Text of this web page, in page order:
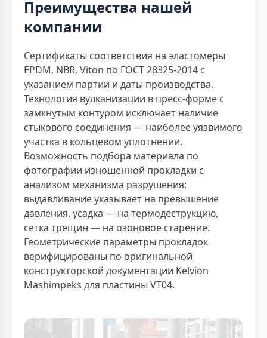
Преимущества нашей
компании
Сертификаты соответствия на эластомеры
EPDM, NBR, Viton по ГОСТ 28325-2014 с
указанием партии и даты производства.
Технология вулканизации в пресс-форме с
замкнутым контуром исключает наличие
стыкового соединения — наиболее уязвимого
участка в кольцевом уплотнении.
Возможность подбора материала по
фотографии изношенной прокладки с
анализом механизма разрушения:
выдавливание указывает на превышение
давления, усадка — на термодеструкцию,
сетка трещин — на озоновое старение.
Геометрические параметры прокладок
верифицированы по оригинальной
конструкторской документации Kelvion
Mashimpeks для пластины VT04.